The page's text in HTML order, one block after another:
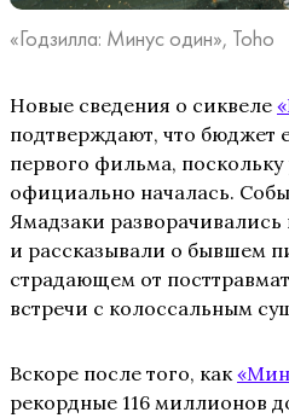
«Годзилла: Минус один», Toho
Новые сведения о сиквеле
подтверждают, что бюджет
первого фильма,
официально началась.
Ямадзаки
и рассказывали о бывшем
страдающем от
встречи с колоссальным
Вскоре после того, как
рекордные 116 миллионов